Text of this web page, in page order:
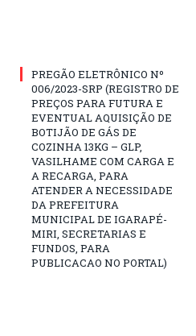
PREGÃO ELETRÔNICO Nº
006/2023-SRP (REGISTRO DE
PREÇOS PARA FUTURA E
EVENTUAL AQUISIÇÃO DE
BOTIJÃO DE GÁS DE
COZINHA 13KG – GLP,
VASILHAME COM CARGA E
A RECARGA, PARA
ATENDER A NECESSIDADE
DA PREFEITURA
MUNICIPAL DE IGARAPÉ-
MIRI, SECRETARIAS E
FUNDOS, PARA
PUBLICACAO NO PORTAL)